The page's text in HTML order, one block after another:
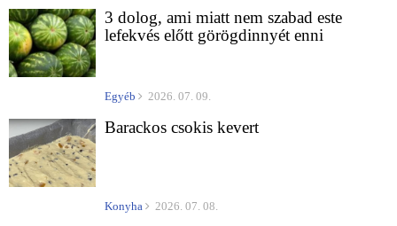
3 dolog, ami miatt nem szabad este
lefekvés előtt görögdinnyét enni
Egyéb 2026. 07. 09.
Barackos csokis kevert
Konyha 2026. 07. 08.